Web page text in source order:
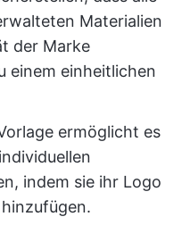
Materialien
der Marke
einem einheitlichen
ermöglicht es
indem sie ihr Logo